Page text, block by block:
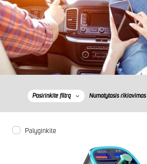
Pasirinkite filtrą Numatytasis rikiavimas
Palyginkite